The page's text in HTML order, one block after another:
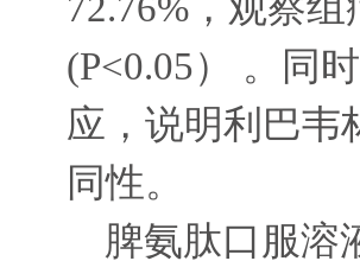
(P<0.05） 。同
应，说明利巴韦
同性。
脾氨肽口服溶